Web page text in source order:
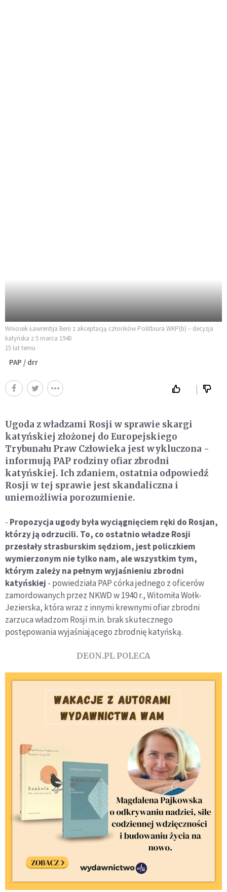
Wniosek Ławrentija Berii z akceptacją członków Politbiura WKP(b) – decyzja
katyńska z 5 marca 1940
15 lat temu
PAP / drr
Ugoda z władzami Rosji w sprawie skargi
katyńskiej złożonej do Europejskiego
Trybunału Praw Człowieka jest wykluczona -
informują PAP rodziny ofiar zbrodni
katyńskiej. Ich zdaniem, ostatnia odpowiedź
Rosji w tej sprawie jest skandaliczna i
uniemożliwia porozumienie.
- Propozycja ugody była wyciągnięciem ręki do Rosjan,
którzy ją odrzucili. To, co ostatnio władze Rosji
przesłały strasburskim sędziom, jest policzkiem
wymierzonym nie tylko nam, ale wszystkim tym,
którym zależy na pełnym wyjaśnieniu zbrodni
katyńskiej - powiedziała PAP córka jednego z oficerów
zamordowanych przez NKWD w 1940 r., Witomiła Wołk-
Jezierska, która wraz z innymi krewnymi ofiar zbrodni
zarzuca władzom Rosji m.in. brak skutecznego
postępowania wyjaśniającego zbrodnię katyńską.
DEON.PL POLECA